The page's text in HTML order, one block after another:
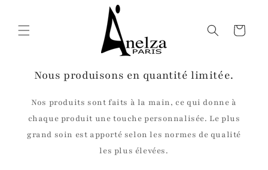
au
contenu
Panier
Nous produisons en quantité limitée.
Nos produits sont faits à la main, ce qui donne à
chaque produit une touche personnalisée. Le plus
grand soin est apporté selon les normes de qualité
les plus élevées.